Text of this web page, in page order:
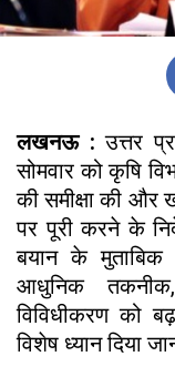
लखनऊ :उत्तर
सोमवार को कृषि
की समीक्षा की और
पर पूरी करने के
बयान के
आधुनिक
विविधीकरण को
विशेष ध्यान दिया